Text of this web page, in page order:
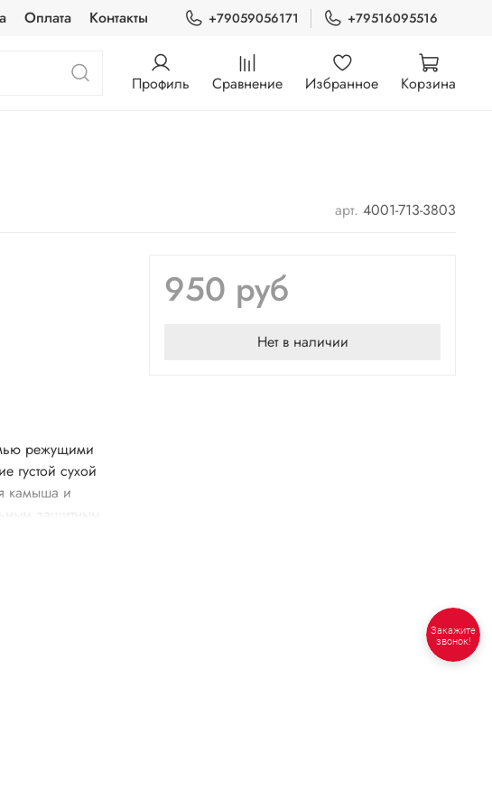
Оплата Контакты +79059056171 +79516095516
Профиль Сравнение Избранное Корзина
арт. 4001-713-3803
режущими
густой сухой
камыша и
защитным
950 руб
Нет в наличии
Закажите
звонок!